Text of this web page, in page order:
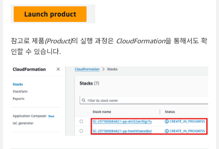
참고로 제품(Product)의 실행 과정은 CloudFormation을 통해서도 확
인할 수 있습니다.